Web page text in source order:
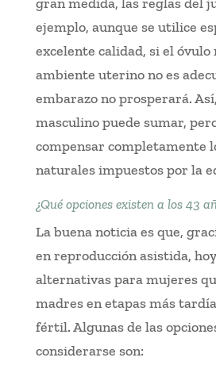
ejemplo, aunque se utilice
excelente calidad, si el óvulo
ambiente uterino no es
embarazo no prosperará.
masculino puede sumar,
compensar completamente
naturales impuestos por la
¿Qué opciones existen a los 43
La buena noticia es que,
en reproducción asistida,
alternativas para mujeres
madres en etapas más
fértil. Algunas de las
considerarse son: